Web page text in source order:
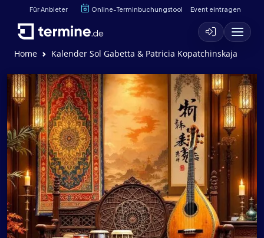
Für Anbieter Online-Terminbuchungstool Event eintragen
Home Kalender Sol Gabetta & Patricia Kopatchinskaja